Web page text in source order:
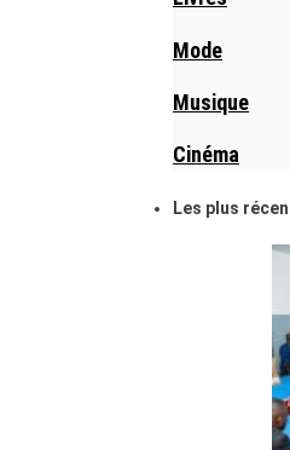
Mode
Musique
Cinéma
Les plus